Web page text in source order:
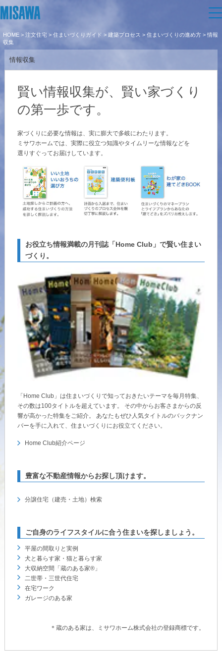
住まい
建てる
商品ラインアップ
テクノロジー（住まいの性能）
建築事例・建築実例
デザイナーズギャラリー
インテリア
住まいづくりガイド
分譲住宅（建売・土地）検索
中古住宅検索
スムストック検索
分譲マンション検索
売る [MISAWA RELAY]
これから住まいをご検討の方
まいづくりを楽しく学べるデジタルラウンジです。
土地活用
個人のお客さま
賃貸住宅
店舗・各種施設
土地活用モデルルーム見学
法人のお客さま
企業不動産活用（CRE）戦略
社宅建築
医療・介護・子育て・障がい福祉施設
これから土地活用・賃貸経営をご検討の方
土地活用の基礎から長期安定経営を目指すオーナー様まで、賃貸経営
に役立つ多彩な情報を幅広くお届けします。
ホームラウンジ 土地活用・賃貸経営
リフォーム
戸建て・マンション
ミサワリフォームとは
リフォームの流れ
リフォームメニュー
リフォーム事例
事業用リノベーション
ホテル・旅館リフォーム
リフォーム営業所
これからリフォームをご検討の方
実例動画や基礎知識、収納の工夫など、理想の住まいを叶えるリフォ
まちづくり
複合開発・投資開発
複合開発事業（ASMACI-アスマチ-）
分譲マンション開発事業
収益不動産・投資開発事業
建築再生事業
事業用売買
事業用地・事業用建物
すべてのフィールドに新しい価値をデザインし、持続可能な未来志向
ミサワゼネラルソリューション
オーナーサポート
サポートメニュー
住まいるりんぐ（ロングサポート）
保証制度
アフターメンテナンス
ミサワリフォーム
ご相談窓口
お客様センター
ームを結ぶコミュニケーションサイト。お得・便利・安心なコンテン
ミサワオーナーズクラブ
企業・IR情報
企業・IR
MISAWAについて
ミサワホームグループ
IR情報
SDGs
採用情報
新卒者採用
中途採用
海外事業
カタログ請求
住まいのご相談
HOME > 注文住宅 > 住まいづくりガイド > 建築プロセス > 住まいづくりの進め方 > 情報
収集
情報収集
賢い情報収集が、賢い家づくり
の第一歩です。
家づくりに必要な情報は、実に膨大で多岐にわたります。
ミサワホームでは、実際に役立つ知識やタイムリーな情報などを
選りすぐってお届けしています。
お役立ち情報満載の月刊誌「Home Club」で賢い住まい
づくり。
「Home Club」は住まいづくりで知っておきたいテーマを毎月特集、
その数は100タイトルを超えています。 その中からお客さまからの反
響が高かった特集をご紹介。 あなたもぜひ人気タイトルのバックナン
バーを手に入れて、住まいづくりにお役立てください。
Home Club紹介ページ
豊富な不動産情報からお探し頂けます。
分譲住宅（建売・土地）検索
ご自身のライフスタイルに合う住まいを探しましょう。
平屋の間取りと実例
犬と暮らす家・猫と暮らす家
大収納空間「蔵のある家®」
二世帯・三世代住宅
在宅ワーク
ガレージのある家
＊蔵のある家は、ミサワホーム株式会社の登録商標です。